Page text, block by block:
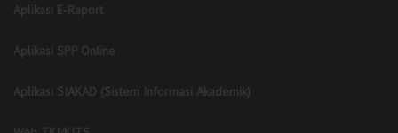
Aplikasi E-Raport
Aplikasi SPP Online
Aplikasi SIAKAD (Sistem Informasi Akademik)